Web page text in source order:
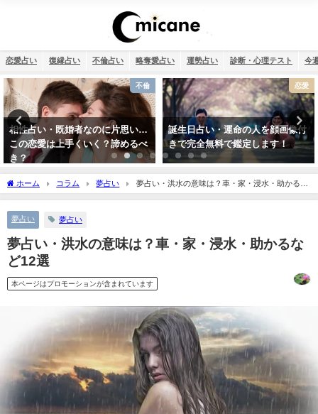
恋愛占い 復縁占い 不倫占い 略奪愛占い 運勢占い 診断・心理テスト 今
恋愛
誕生日占い・運命の人を顔画像付
きで完全無料で鑑定します！
12星座
【2026年】12星座別の運勢まとめ
ホーム コラム 夢占い
夢占い・洪水の意味は？車・家・浸水・助かるな
ど12選
夢占い 夢占い
夢占い・洪水の意味は？車・家・浸水・助かるな
ど12選
本ページはプロモーションが含まれています